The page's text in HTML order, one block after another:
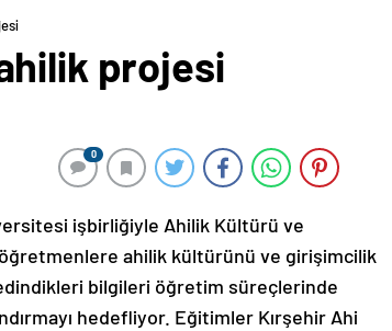
projesi
0
işbirliğiyle Ahilik Kültürü ve
ahilik kültürünü ve girişimcilik
bilgileri öğretim süreçlerinde
hedefliyor. Eğitimler Kırşehir Ahi